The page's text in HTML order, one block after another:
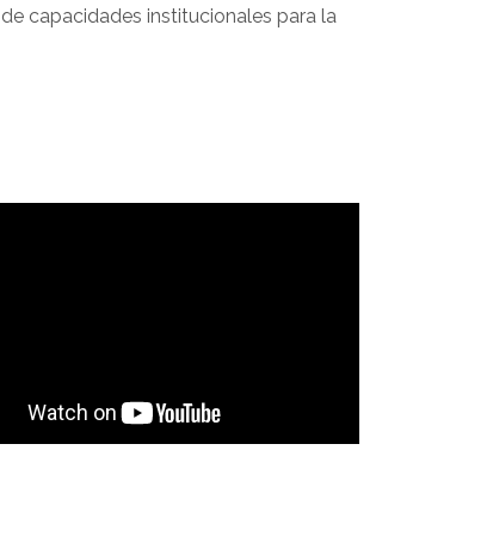
capacidades institucionales para la